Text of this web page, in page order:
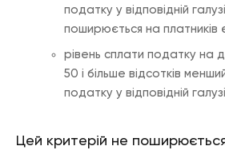
податку у відповідній
поширюється на платників
рівень сплати податку на
50 і більше відсотків
податку у відповідній
Цей критерій не